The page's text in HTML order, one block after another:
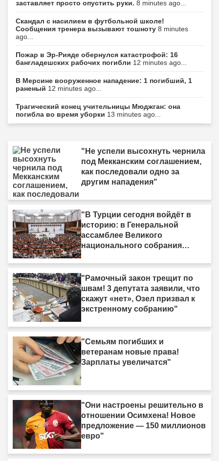
заставляет просто опустить руки. 8 minutes ago...
Скандал с насилием в футбольной школе!
Сообщения тренера вызывают тошноту 8 minutes
ago...
Пожар в Эр-Рияде обернулся катастрофой: 16
бангладешских рабочих погибли 12 minutes ago...
В Мерсине вооруженное нападение: 1 погибший, 1
раненый 12 minutes ago...
Трагический конец учительницы Мюджган: она
погибла во время уборки 13 minutes ago...
"Не успели высохнуть чернила
под Мекканским соглашением,
как последовали одно за
другим нападения"
"В Турции сегодня войдёт в
историю: в Генеральной
ассамблее Великого
национального собрания
рамочный законопроект"
"Рамочный закон трещит по
швам! 3 депутата заявили, что
скажут «нет», Озел призвал к
экстренному собранию"
"Семьям погибших и
ветеранам новые права!
Зарплаты увеличатся"
"Они настроены решительно в
отношении Осимхена! Новое
предложение — 150 миллионов
евро"